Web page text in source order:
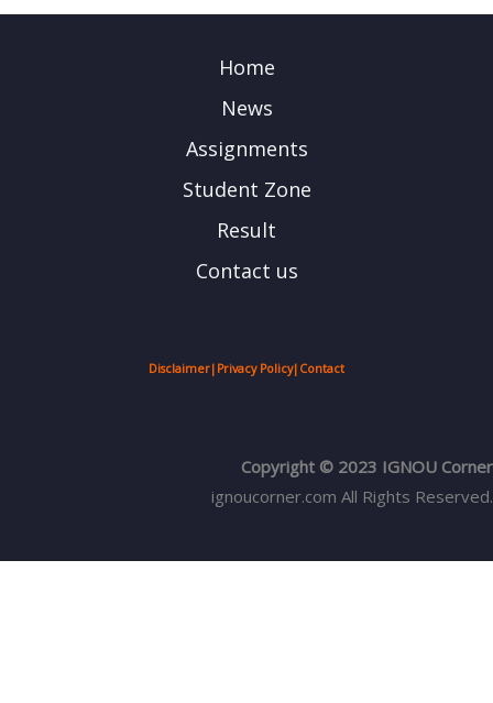
Home
News
Assignments
Student Zone
Result
Contact us
Disclaimer| Privacy Policy| Contact
Copyright © 2023 IGNOU Corner
ignoucorner.com All Rights Reserved.